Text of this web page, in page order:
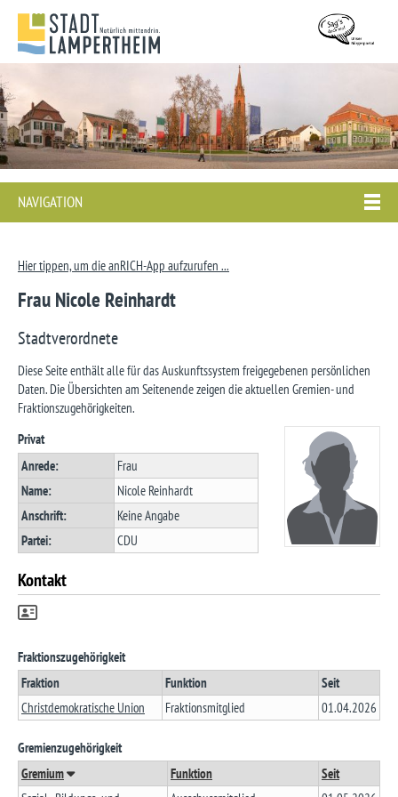
NAVIGATION
Hier tippen, um die anRICH-App aufzurufen ...
Frau Nicole Reinhardt
Stadtverordnete
Diese Seite enthält alle für das Auskunftssystem freigegebenen persönlichen
Daten. Die Übersichten am Seitenende zeigen die aktuellen Gremien- und
Fraktionszugehörigkeiten.
Privat
Anrede:
Frau
Name:
Nicole Reinhardt
Anschrift:
Keine Angabe
Partei:
CDU
Kontakt
Fraktionszugehörigkeit
Fraktion
Funktion
Seit
Christdemokratische Union
Fraktionsmitglied 01.04.2026
Gremienzugehörigkeit
Gremium
Funktion
Seit